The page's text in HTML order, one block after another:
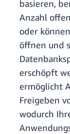
basieren,
Anzahl
oder
öffnen und
erschöpft
ermöglicht
Freigeben
wodurch